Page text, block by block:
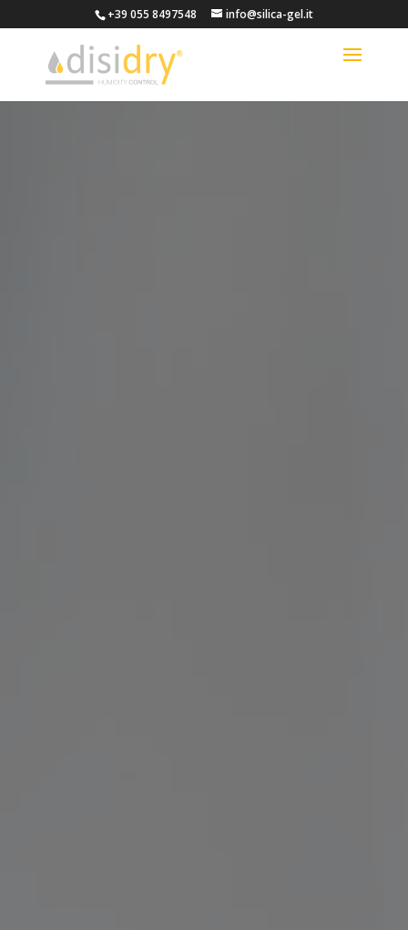
+39 055 8497548 info@silica-gel.it